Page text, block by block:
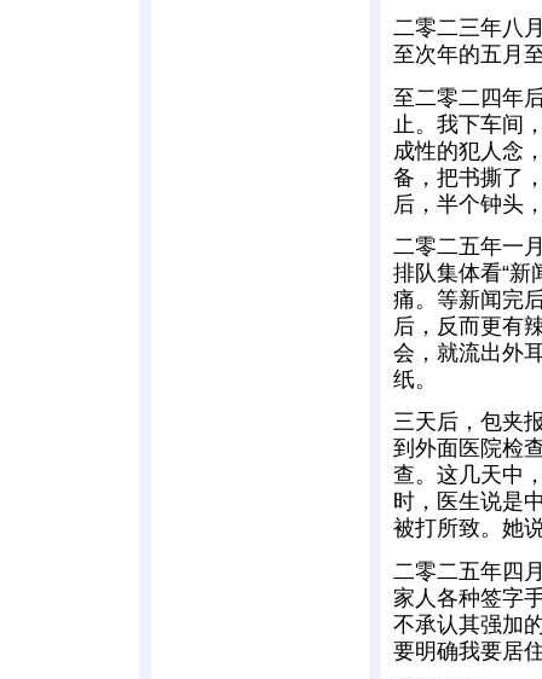
二零二三年八
至次年的五月
至二零二四年
止。我下车间
成性的犯人念
备，把书撕了
后，半个钟头
二零二五年一
排队集体看“新
痛。等新闻完
后，反而更有
会，就流出外
纸。
三天后，包夹
到外面医院检
查。这几天中
时，医生说是
被打所致。她
二零二五年四
家人各种签字
不承认其强加
要明确我要居